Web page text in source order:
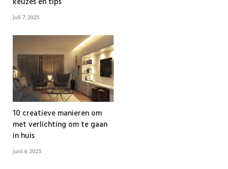
juli 7, 2025
10 creatieve manieren om
met verlichting om te gaan
in huis
juni 6, 2025